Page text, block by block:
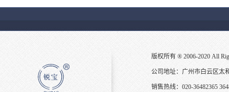
版权所有 ® 2006-2020 All
公司地址：广州市白云区太
销售热线：020-36482365